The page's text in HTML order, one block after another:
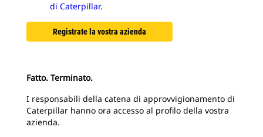
di Caterpillar.
Registrate la vostra azienda
Fatto. Terminato.
I responsabili della catena di approvvigionamento di
Caterpillar hanno ora accesso al profilo della vostra
azienda.